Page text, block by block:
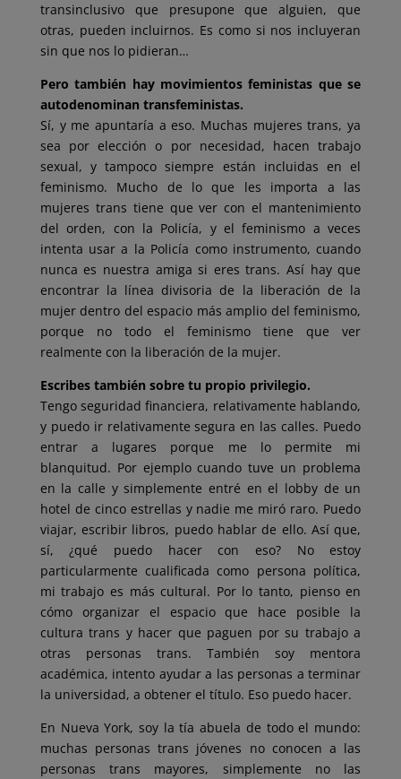
transinclusivo que presupone que alguien, que
otras, pueden incluirnos. Es como si nos incluyeran
sin que nos lo pidieran…
Pero también hay movimientos feministas que se
autodenominan transfeministas.
Sí, y me apuntaría a eso. Muchas mujeres trans, ya
sea por elección o por necesidad, hacen trabajo
sexual, y tampoco siempre están incluidas en el
feminismo. Mucho de lo que les importa a las
mujeres trans tiene que ver con el mantenimiento
del orden, con la Policía, y el feminismo a veces
intenta usar a la Policía como instrumento, cuando
nunca es nuestra amiga si eres trans. Así hay que
encontrar la línea divisoria de la liberación de la
mujer dentro del espacio más amplio del feminismo,
porque no todo el feminismo tiene que ver
realmente con la liberación de la mujer.
Escribes también sobre tu propio privilegio.
Tengo seguridad financiera, relativamente hablando,
y puedo ir relativamente segura en las calles. Puedo
entrar a lugares porque me lo permite mi
blanquitud. Por ejemplo cuando tuve un problema
en la calle y simplemente entré en el lobby de un
hotel de cinco estrellas y nadie me miró raro. Puedo
viajar, escribir libros, puedo hablar de ello. Así que,
sí, ¿qué puedo hacer con eso? No estoy
particularmente cualificada como persona política,
mi trabajo es más cultural. Por lo tanto, pienso en
cómo organizar el espacio que hace posible la
cultura trans y hacer que paguen por su trabajo a
otras personas trans. También soy mentora
académica, intento ayudar a las personas a terminar
la universidad, a obtener el título. Eso puedo hacer.
En Nueva York, soy la tía abuela de todo el mundo:
muchas personas trans jóvenes no conocen a las
personas trans mayores, simplemente no las